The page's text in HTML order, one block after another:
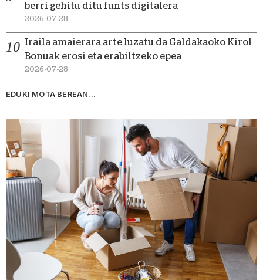
berri gehitu ditu funts digitalera
2026-07-28
Iraila amaierara arte luzatu da Galdakaoko Kirol
Bonuak erosi eta erabiltzeko epea
2026-07-28
EDUKI MOTA BEREAN...